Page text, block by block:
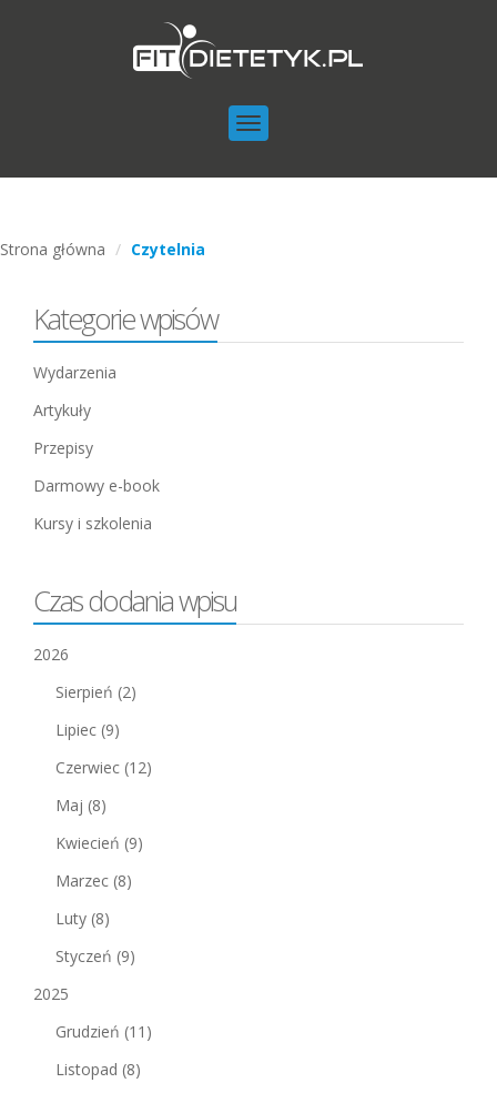
Toggle
navigation
Strona główna Czytelnia
Kategorie wpisów
Wydarzenia
Artykuły
Przepisy
Darmowy e-book
Kursy i szkolenia
Czas dodania wpisu
2026
Sierpień (2)
Lipiec (9)
Czerwiec (12)
Maj (8)
Kwiecień (9)
Marzec (8)
Luty (8)
Styczeń (9)
2025
Grudzień (11)
Listopad (8)